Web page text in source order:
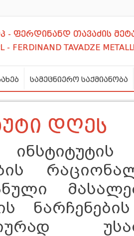
- ფერდინანდ თავაძის
- FERDINAND TAVADZE
სამეცნიერო საქმიანობა
დღეს
ინსტიტუტის